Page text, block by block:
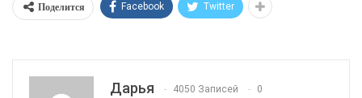
Поделится Facebook Twitter
Дарья 4050 Записей 0